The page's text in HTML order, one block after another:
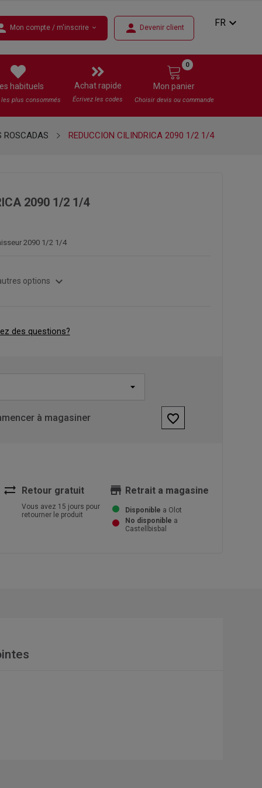
Mon compte / m'inscrire expand_more person Devenir client FR expand_more
habituels
plus consommés
Achat rapide
Écrivez les codes
Mon panier
0
Choisir devis ou commande
ROSCADAS REDUCCION CILINDRICA 2090 1/2 1/4
2090 1/2 1/4
2090 1/2 1/4
options expand_more
des questions?
à magasiner favorite_border
sync_alt Retour gratuit
Vous avez 15 jours pour
retourner le produit
store Retrait a magasine
Disponible a Olot
No disponible a
Castellbisbal